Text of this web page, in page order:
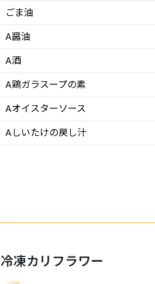
ごま油
A醤油
A酒
A鶏ガラスープの素
Aオイスターソース
Aしいたけの戻し汁
冷凍カリフラワー